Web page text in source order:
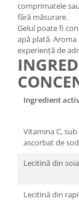
comprimatele
fără măsurare.
Gelul poate fi
apă plată.
experiență de
Ingredient
Vitamina C,
ascorbat de
Lecitină din soia
Lecitină din